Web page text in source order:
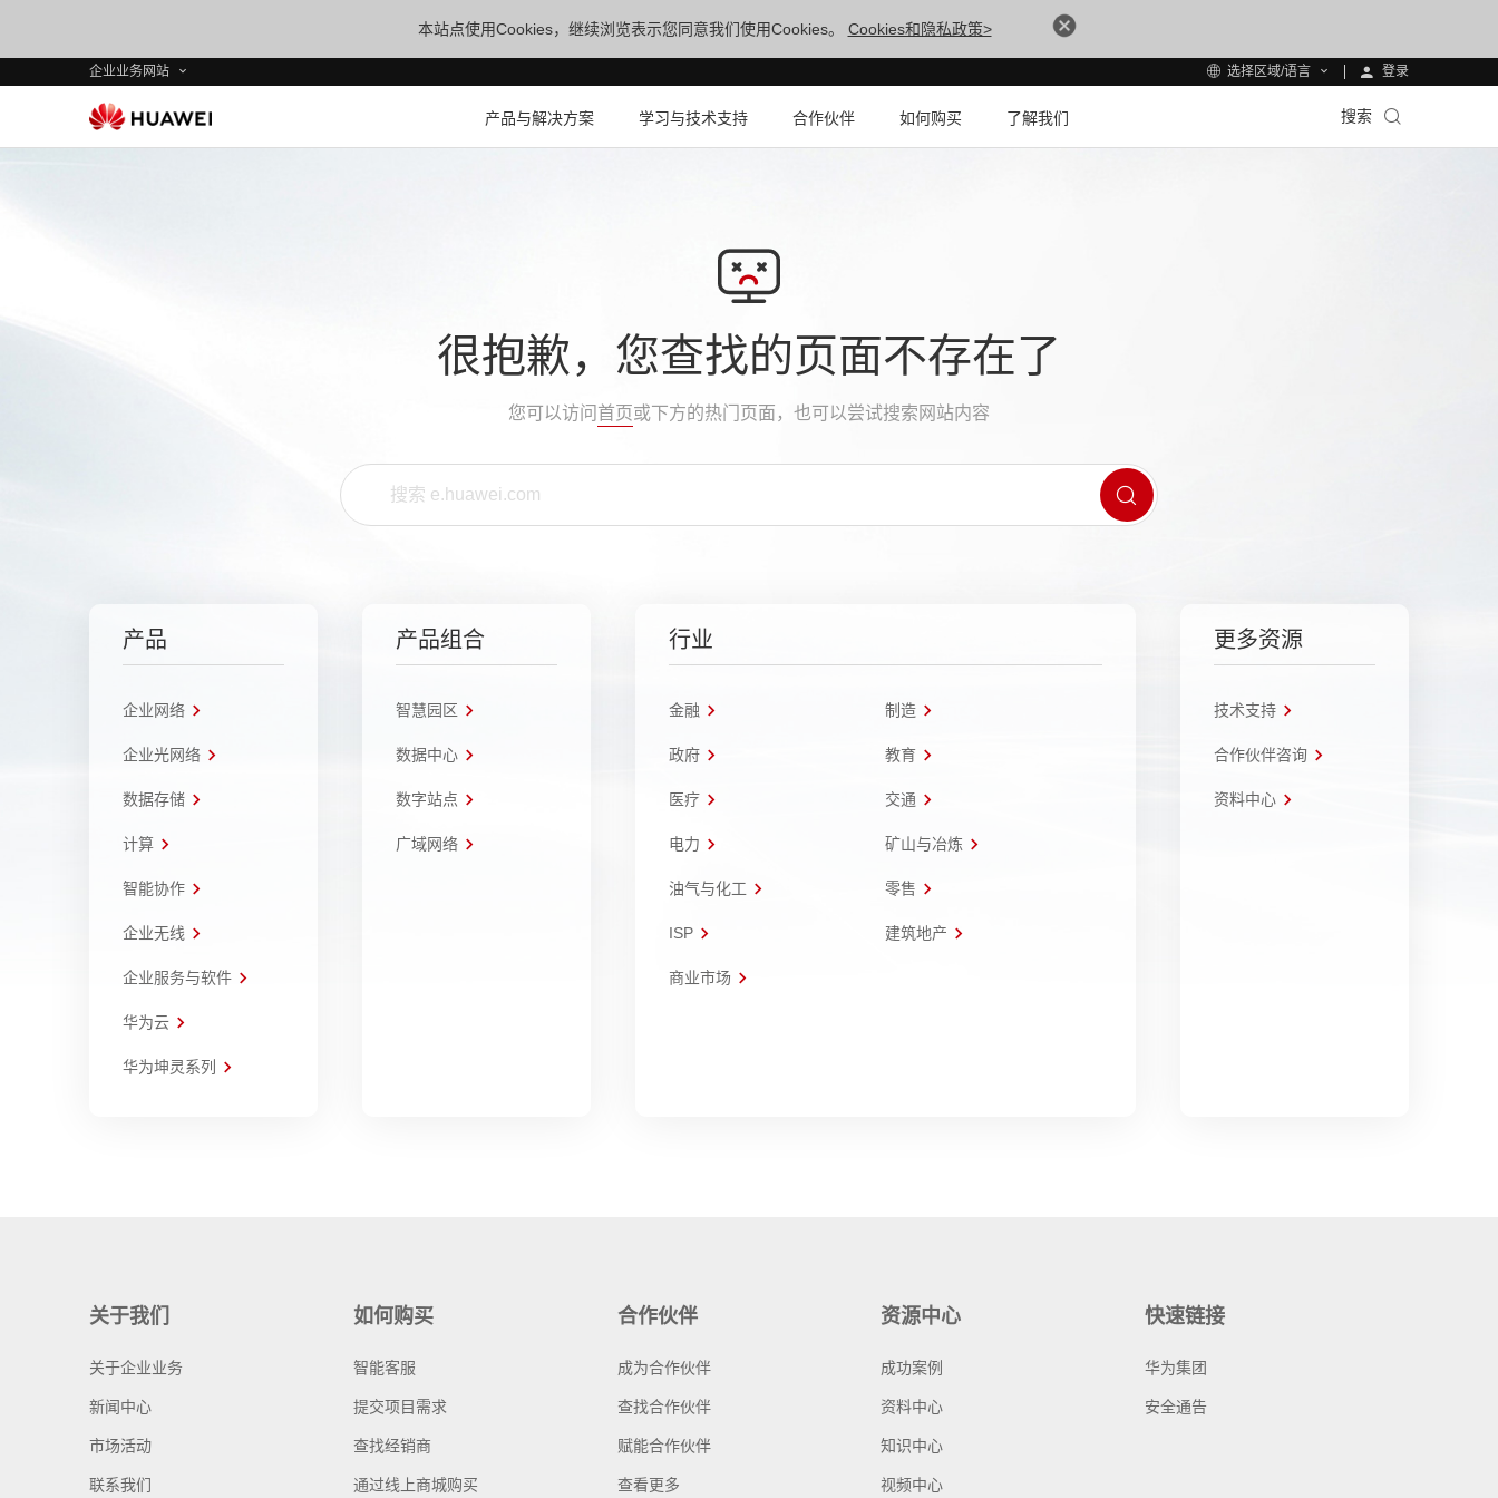
本站点使用Cookies，继续浏览表示您同意我们使用Cookies。 Cookies和隐私政策>
企业业务网站 选择区域/语言 登录
产品与解决方案 学习与技术支持 合作伙伴 如何购买 了解我们 搜索
很抱歉，您查找的页面不存在了
您可以访问 首页或下方的热门页面，也可以尝试搜索网站内容
产品
企业网络
企业光网络
数据存储
计算
智能协作
企业无线
企业服务与软件
华为云
华为坤灵系列
产品组合
智慧园区
数据中心
数字站点
广域网络
行业
金融 制造
政府 教育
医疗 交通
电力 矿山与冶炼
油气与化工 零售
ISP 建筑地产
商业市场
更多资源
技术支持
合作伙伴咨询
资料中心
关于我们
关于企业业务
新闻中心
市场活动
联系我们
如何购买
智能客服
提交项目需求
查找经销商
通过线上商城购买
合作伙伴
成为合作伙伴
查找合作伙伴
赋能合作伙伴
查看更多
资源中心
成功案例
资料中心
知识中心
视频中心
快速链接
华为集团
安全通告